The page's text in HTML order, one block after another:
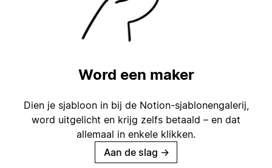
Word een maker
Dien je sjabloon in bij de Notion-sjablonengalerij,
word uitgelicht en krijg zelfs betaald – en dat
allemaal in enkele klikken.
Aan de slag →